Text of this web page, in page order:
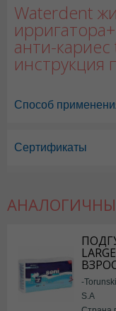
Waterdent
анти-кариес
Способ
Сертификаты
-
S.A